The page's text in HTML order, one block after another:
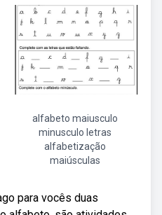
alfabeto maiusculo
minusculo letras
alfabetização
maiúsculas
para vocês duas